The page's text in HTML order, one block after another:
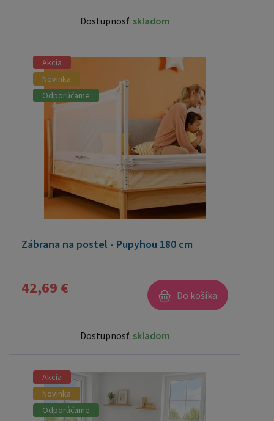
Dostupnosť: skladom
Akcia
Novinka
Odporúčame
Zábrana na postel - Pupyhou 180 cm
42,69 € Do košíka
Dostupnosť: skladom
Akcia
Novinka
Odporúčame